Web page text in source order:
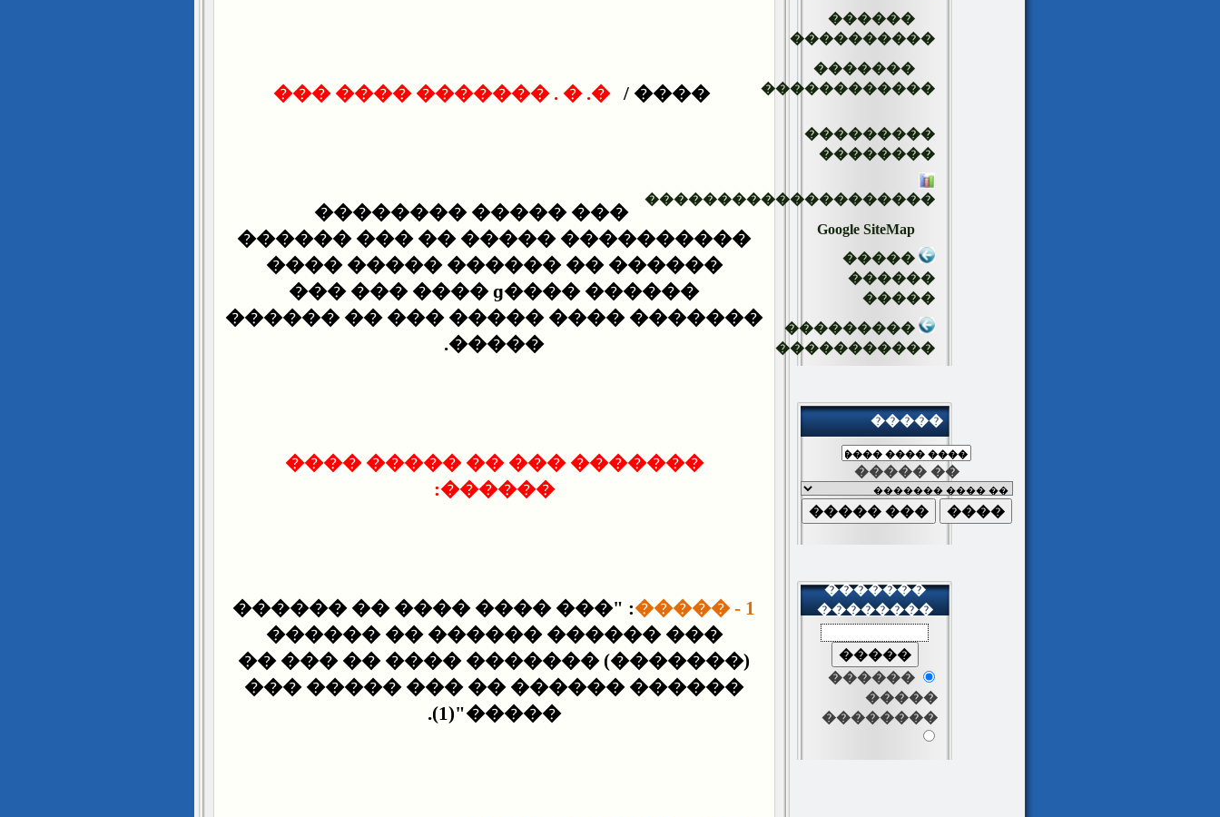
���� /
�. � . ������� ���� ���
��� ����� ��������
���������� ����� �� ��� ������
������ �� ������ ����� ����
������ ����ɡ ���� ��� ���
������� ���� ����� ��� �� ������
�����.
������� ��� �� ����� ����
������:
1 - �����
: "��� ���� ���� �� ������
��� ������ ������ �� ������
(�������) ������� ���� �� ��� ��
������ ������ �� ��� ����� ���
�����"(1).
������
����������
�������
������������
���������
��������
��������������������
�����
������
�����
���������
�����������
�����
����� ��
�������
��������
������
�����
��������